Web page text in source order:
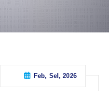
Feb, Sel, 2026